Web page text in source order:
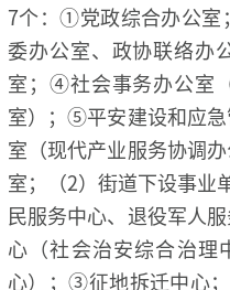
7个：①党政综合办公
委办公室、政协联络办
室；④社会事务办公室
室）；⑤平安建设和应
室（现代产业服务协调
室；（2）街道下设事
民服务中心、退役军人
心（社会治安综合治理
心）；③征地拆迁中心